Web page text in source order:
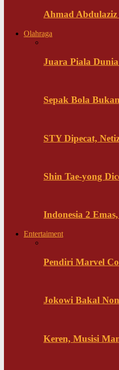
Ahmad
Olahraga
Juara Piala
Sepak Bola
STY Dipecat,
Shin Tae-yong
Indonesia 2
Entertaiment
Pendiri Marvel
Jokowi Bakal
Keren, Musisi